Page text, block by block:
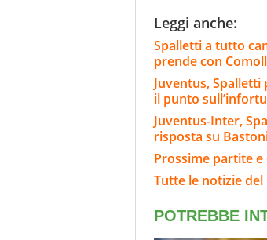
Leggi anche:
Spalletti a tutto
prende con
Juventus,
il punto
Juventus-Inter,
risposta su
Prossime partite
Tutte le notizie